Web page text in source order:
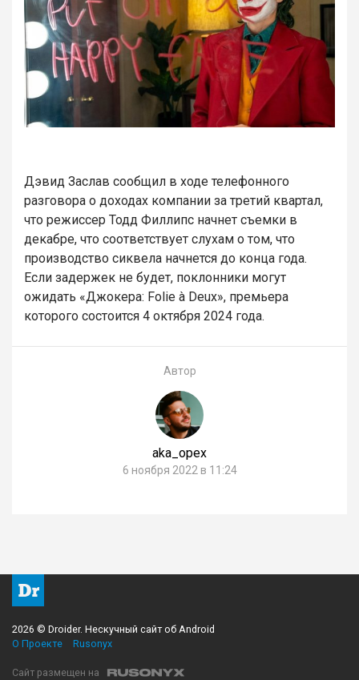
Дэвид Заслав сообщил в ходе телефонного
разговора о доходах компании за третий квартал,
что режиссер Тодд Филлипс начнет съемки в
декабре, что соответствует слухам о том, что
производство сиквела начнется до конца года.
Если задержек не будет, поклонники могут
ожидать «Джокера: Folie à Deux», премьера
которого состоится 4 октября 2024 года.
Автор
aka_opex
6 ноября 2022 в 11:24
2026 © Droider. Нескучный сайт об Android
О Проекте
Rusonyx
Сайт размещен на